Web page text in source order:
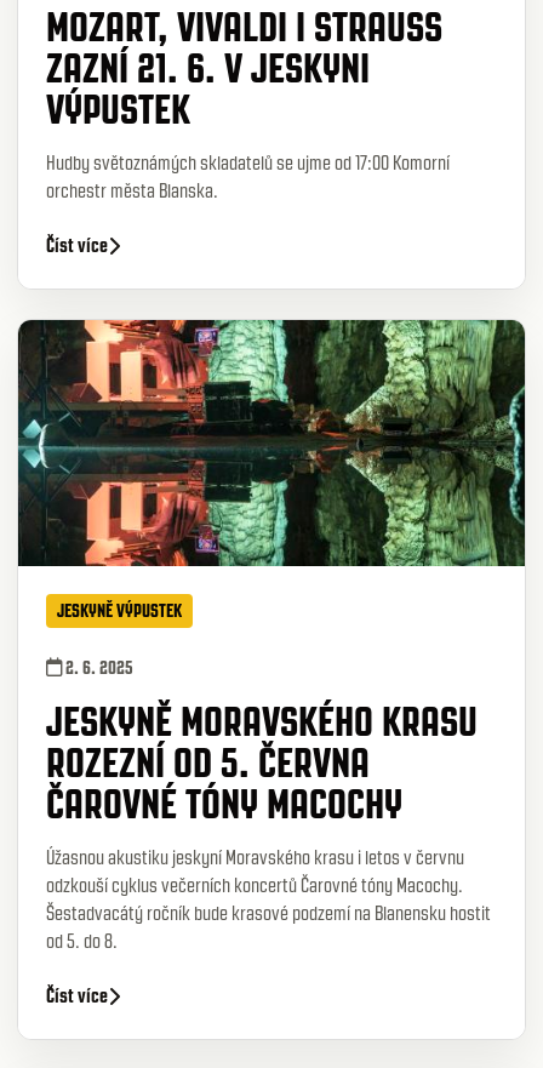
MOZART, VIVALDI I STRAUSS
ZAZNÍ 21. 6. V JESKYNI
VÝPUSTEK
Hudby světoznámých skladatelů se ujme od 17:00 Komorní
orchestr města Blanska.
Číst více
JESKYNĚ VÝPUSTEK
2. 6. 2025
JESKYNĚ MORAVSKÉHO KRASU
ROZEZNÍ OD 5. ČERVNA
ČAROVNÉ TÓNY MACOCHY
Úžasnou akustiku jeskyní Moravského krasu i letos v červnu
odzkouší cyklus večerních koncertů Čarovné tóny Macochy.
Šestadvacátý ročník bude krasové podzemí na Blanensku hostit
od 5. do 8.
Číst více